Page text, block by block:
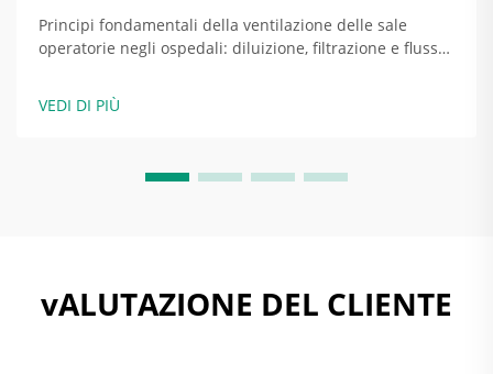
Principi fondamentali della ventilazione delle sale
operatorie negli ospedali: diluizione, filtrazione e flusso
operatorie negli ospedali odierni si basano su tre
approcci principali per mantenere i siti chirurgici liberi
VEDI DI PIÙ
vALUTAZIONE DEL CLIENTE